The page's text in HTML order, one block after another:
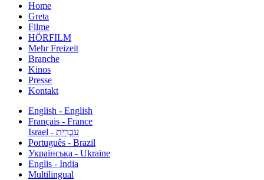
Home
Greta
Filme
HÖRFILM
Mehr Freizeit
Branche
Kinos
Presse
Kontakt
English - English
Français - France
עִבְרִית - Israel
Português - Brazil
Українська - Ukraine
Englis - India
Multilingual